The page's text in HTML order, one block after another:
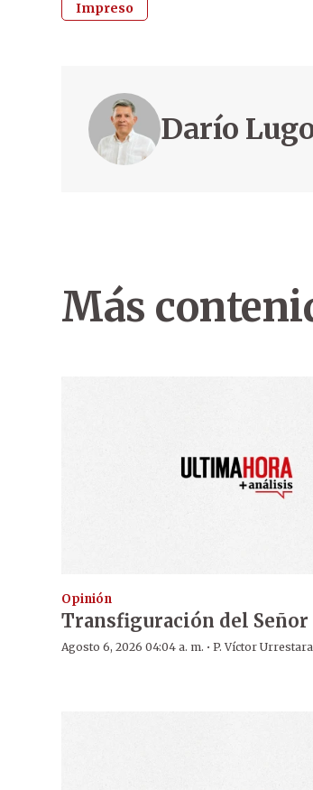
Impreso
Darío
Más
Opinión
Transfiguración del Señor
Agosto 6, 2026 04:04 a. m. · P. Víctor